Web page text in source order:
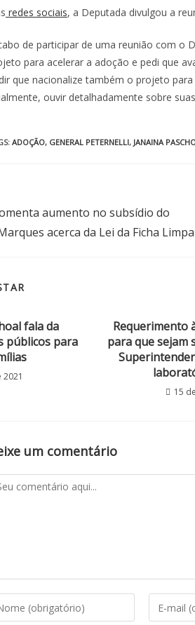
redes sociais, a Deputada divulgou a
de participar de uma reunião com o
para acelerar a adoção e pedi que
que nacionalize também o projeto
ouvir detalhadamente sobre
: ADOÇÃO, GENERAL PETERNELLI, JANAINA
aumento no subsídio do
acerca da Lei da Ficha Limpa
fala da
públicos para
Requerimento
para que sejam
15
um comentário